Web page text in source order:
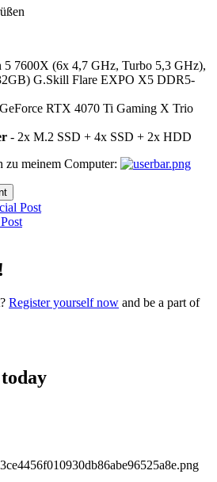
5 7600X (6x 4,7 GHz, Turbo 5,3 GHz),
G.Skill Flare EXPO X5 DDR5-
RTX 4070 Ti Gaming X Trio
- 2x M.2 SSD + 4x SSD + 2x HDD
zu meinem Computer:
Post
Register yourself now and be a part of